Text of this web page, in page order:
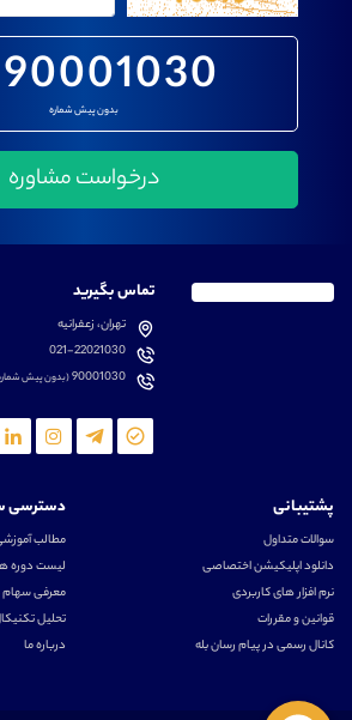
90001030
بدون پیش شماره
تماس بگیرید
تهران، زعفرانیه
021-22021030
90001030(بدون پیش
پشتیبانی
سوالات متداول
دانلود اپلیکیشن اختصاصی
نرم افزار های کاربردی
قوانین و مقررات
کانال رسمی در پیام رسان بله
دسترسی
مطالب
لیست دوره
معرفی سهام
تحلیل
درباره ما